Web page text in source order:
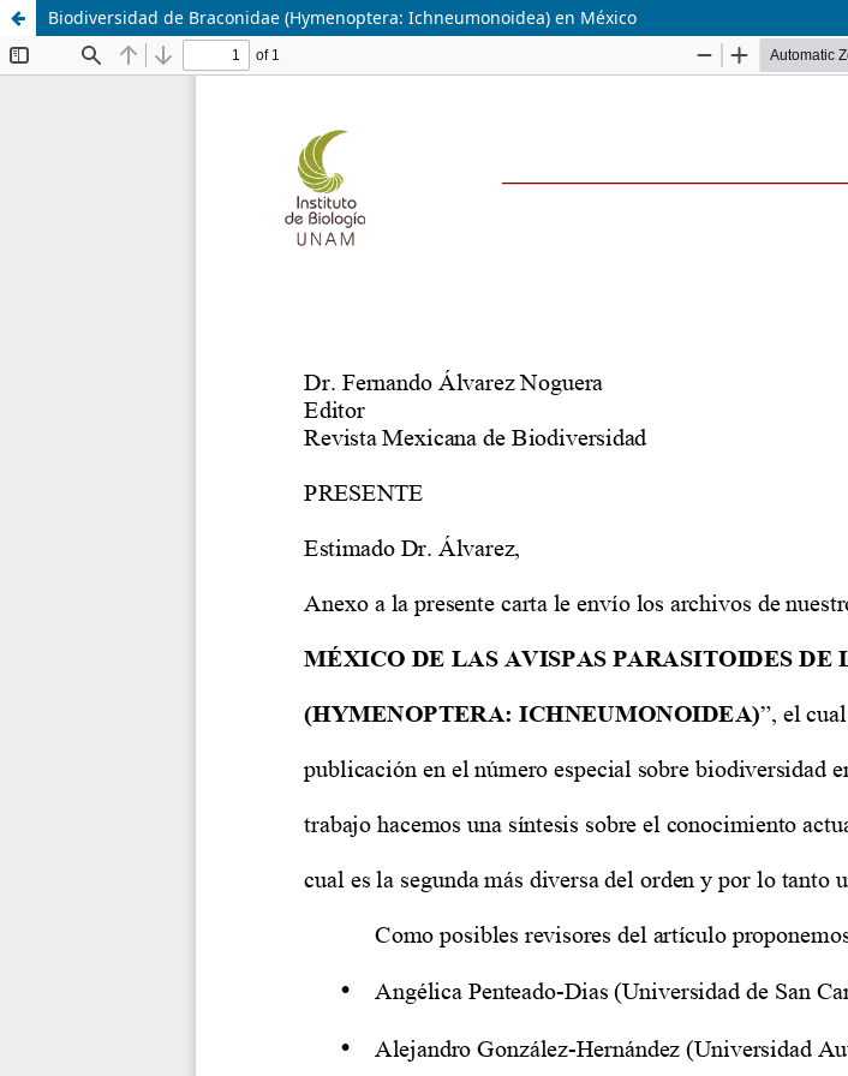
Biodiversidad de Braconidae (Hymenoptera: Ichneumonoidea) en México